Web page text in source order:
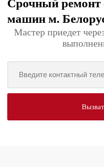
Срочный ремонт
машин м.
Мастер приедет